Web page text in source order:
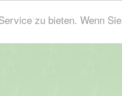
zu bieten. Wenn Sie